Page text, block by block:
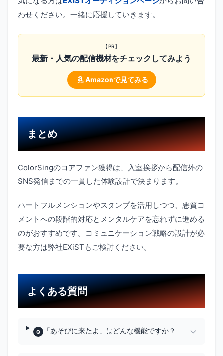
わせください。一緒に応援していきます。
【PR】
最新・人気の配信機材をチェックしてみよう
Amazonで見てみる
まとめ
ColorSingのコアファン獲得は、入室挨拶から配信外の
SNS発信までの一貫した体験設計で決まります。
ハートフルメンションやスタンプを活用しつつ、悪質コ
メントへの段階的対応とメンタルケアを忘れずに進める
のがおすすめです。コミュニケーション戦略の設計が必
要な方は弊社EXiSTもご検討ください。
よくある質問
Q 「あそびに来たよ」はどんな機能ですか？